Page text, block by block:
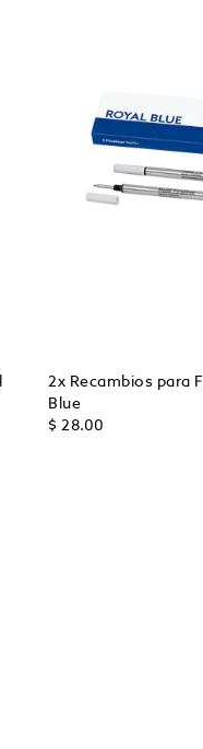
2x Recambios para
Blue
$ 28.00